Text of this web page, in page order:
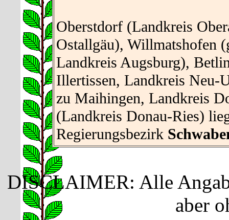
Oberstdorf (Landkreis
Ostallgäu), Willmatshofen
Landkreis Augsburg),
Illertissen, Landkreis Neu-
zu Maihingen, Landkreis
(Landkreis Donau-Ries)
Regierungsbezirk
DISCLAIMER: Alle
aber